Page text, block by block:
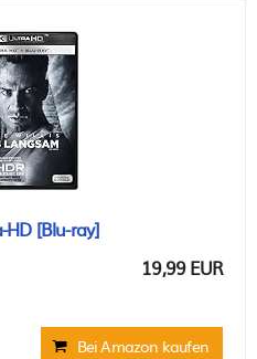
[Blu-ray]
19,99 EUR
Bei Amazon kaufen